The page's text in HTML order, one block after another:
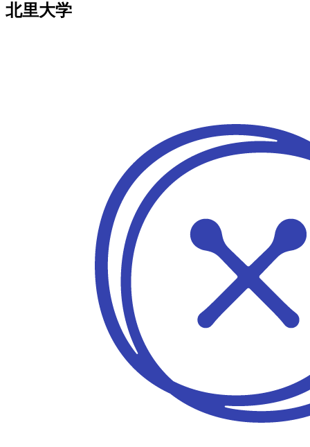
北里大学